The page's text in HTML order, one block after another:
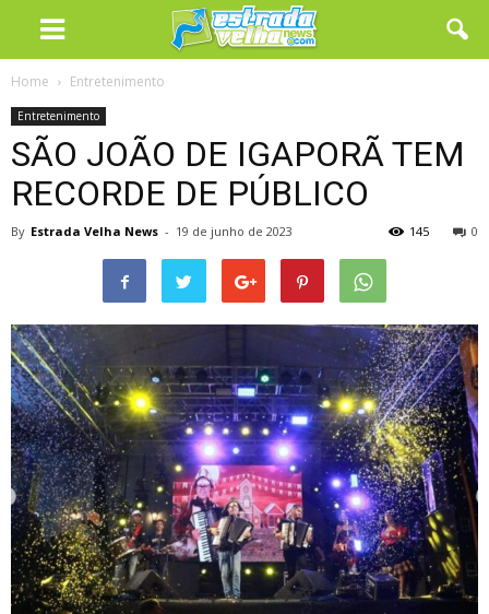
Home Entretenimento
Entretenimento
SÃO JOÃO DE IGAPORÃ TEM
RECORDE DE PÚBLICO
By Estrada Velha News - 19 de junho de 2023 0
145